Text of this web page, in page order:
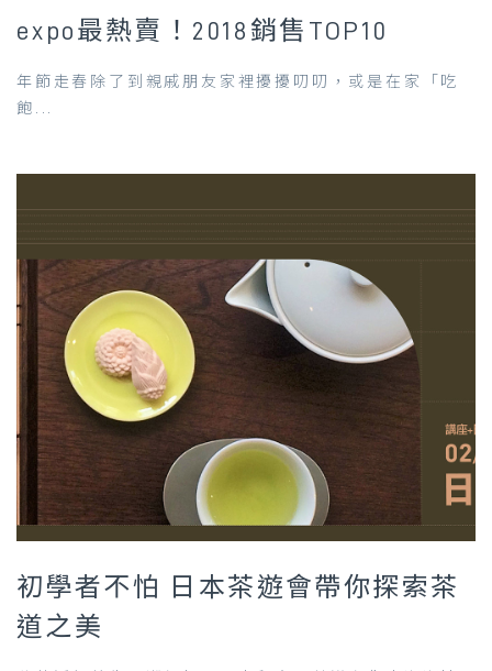
expo最熱賣！2018銷售TOP10
年節走春除了到親戚朋友家裡擾擾叨叨，或是在家「吃
飽...
初學者不怕 日本茶遊會帶你探索茶
道之美